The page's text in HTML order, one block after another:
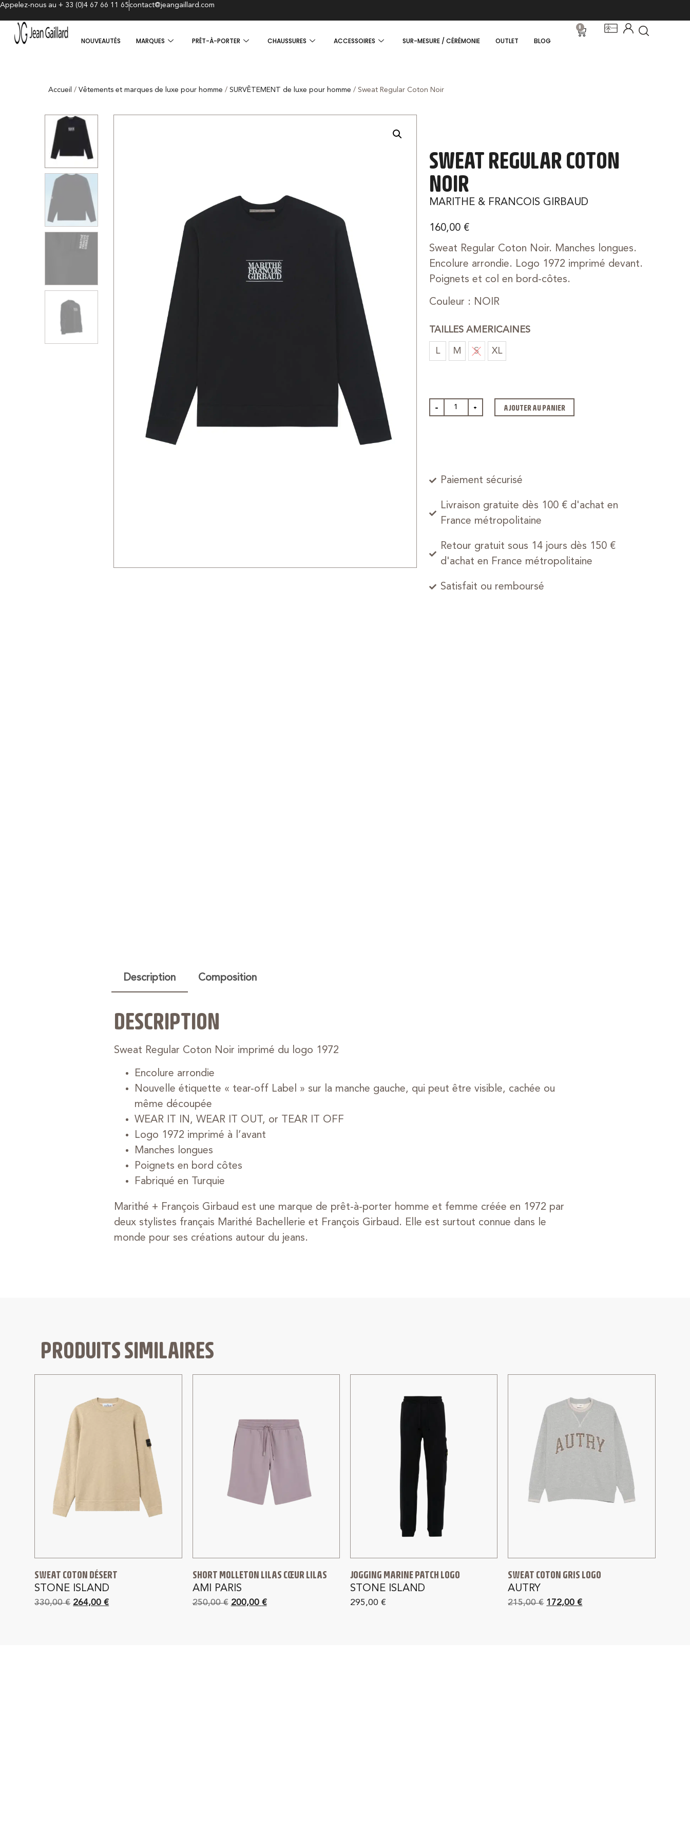
Appelez-nous au + 33 (0)4 67 66 11 65contact@jeangaillard.com
NOUVEAUTÉS MARQUES PRÊT-À-PORTER CHAUSSURES ACCESSOIRES SUR-MESURE / CÉRÉMONIE OUTLET BLOG
0
Accueil /Vêtements et marques de luxe pour homme /SURVÊTEMENT de luxe pour homme / Sweat Regular Coton Noir
SWEAT REGULAR COTON
NOIR
MARITHE & FRANCOIS GIRBAUD
160,00 €
Sweat Regular Coton Noir. Manches longues.
Encolure arrondie. Logo 1972 imprimé devant.
Poignets et col en bord-côtes.
Couleur : NOIR
TAILLES AMERICAINES
L M S XL
- + AJOUTER AU PANIER
Paiement sécurisé
Livraison gratuite dès 100 € d'achat en
France métropolitaine
Retour gratuit sous 14 jours dès 150 €
d'achat en France métropolitaine
Satisfait ou remboursé
Description Composition
DESCRIPTION
Sweat Regular Coton Noir imprimé du logo 1972
Encolure arrondie
Nouvelle étiquette « tear-off Label » sur la manche gauche, qui peut être visible, cachée ou
même découpée
WEAR IT IN, WEAR IT OUT, or TEAR IT OFF
Logo 1972 imprimé à l’avant
Manches longues
Poignets en bord côtes
Fabriqué en Turquie
Marithé + François Girbaud est une marque de prêt-à-porter homme et femme créée en 1972 par
deux stylistes français Marithé Bachellerie et François Girbaud. Elle est surtout connue dans le
monde pour ses créations autour du jeans.
PRODUITS SIMILAIRES
SWEAT COTON DÉSERT
STONE ISLAND
330,00€ 264,00€
SHORT MOLLETON LILAS CŒUR LILAS
AMI PARIS
250,00€ 200,00 €
JOGGING MARINE PATCH LOGO
STONE ISLAND
295,00 €
SWEAT COTON GRIS LOGO
AUTRY
215,00€ 172,00€